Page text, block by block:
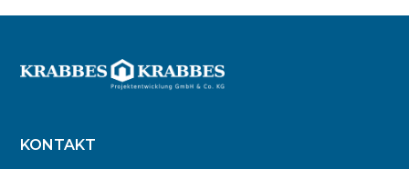
KONTAKT